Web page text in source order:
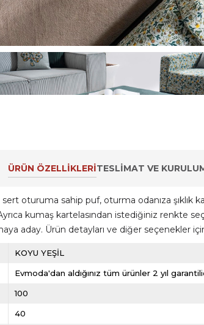
ÜRÜN ÖZELLIKLERITESLIMAT VE
oturuma sahip puf, oturma odanıza şıklık
kumaş kartelasından istediğiniz renkte
aday. Ürün detayları ve diğer seçenekler
KOYU YEŞİL
Evmoda'dan aldığınız tüm ürünler 2 yıl
100
40